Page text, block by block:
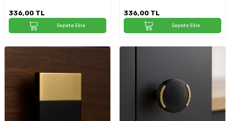
336,00 TL
Sepete Ekle
336,00 TL
Sepete Ekle